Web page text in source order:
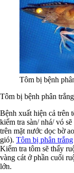
Tôm bị bệnh
Tôm bị bệnh phân
Bệnh xuất hiện cả trên
kiểm tra sàn/ nhá/ vó
trên mặt nước dọc bờ
gió). Tôm bị phân trắng
Kiểm tra tôm sẽ thấy
vàng cát ở phần cuối
lớn.